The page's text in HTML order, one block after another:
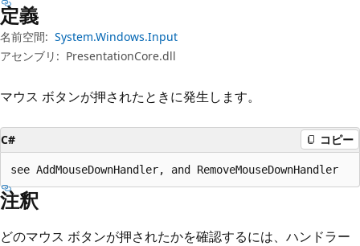
定義
名前空間: System.Windows.Input
アセンブリ: PresentationCore.dll
マウス ボタンが押されたときに発生します。
C# コピー
see AddMouseDownHandler, and RemoveMouseDownHandler
注釈
どのマウス ボタンが押されたかを確認するには、ハンドラー